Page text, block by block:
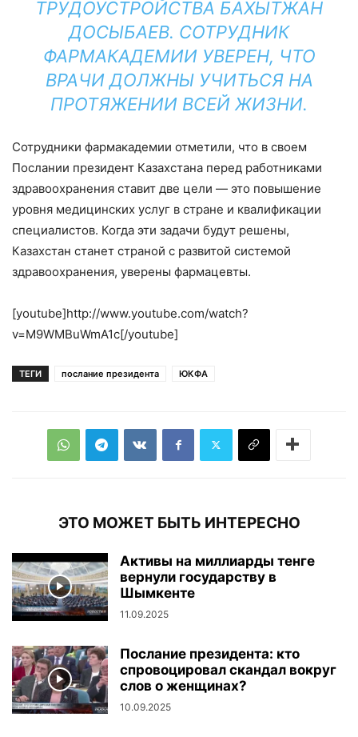
ТРУДОУСТРОЙСТВА БАХЫТЖАН
ДОСЫБАЕВ. СОТРУДНИК
ФАРМАКАДЕМИИ УВЕРЕН, ЧТО
ВРАЧИ ДОЛЖНЫ УЧИТЬСЯ НА
ПРОТЯЖЕНИИ ВСЕЙ ЖИЗНИ.
Сотрудники фармакадемии отметили, что в своем
Послании президент Казахстана перед работниками
здравоохранения ставит две цели — это повышение
уровня медицинских услуг в стране и квалификации
специалистов. Когда эти задачи будут решены,
Казахстан станет страной с развитой системой
здравоохранения, уверены фармацевты.
[youtube]http://www.youtube.com/watch?
v=M9WMBuWmA1c[/youtube]
ТЕГИ послание президента ЮКФА
ЭТО МОЖЕТ БЫТЬ ИНТЕРЕСНО
Активы на миллиарды тенге
вернули государству в
Шымкенте
11.09.2025
Послание президента: кто
спровоцировал скандал вокруг
слов о женщинах?
10.09.2025